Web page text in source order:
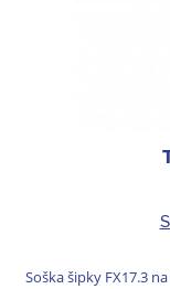
Soška šipky FX17.3